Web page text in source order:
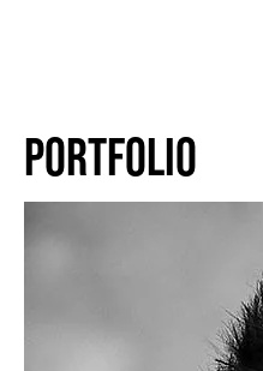
PORTFOLIO